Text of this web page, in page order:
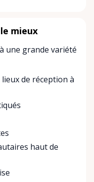
mieux
une grande variété
de réception à
haut de